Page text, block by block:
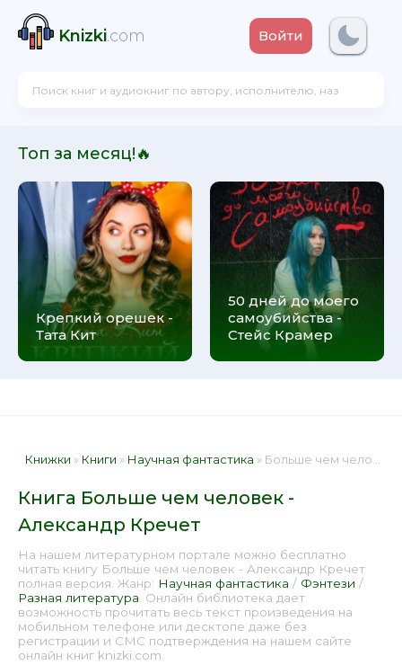
Knizki.com Войти
Топ за месяц!🔥
Крепкий орешек -
Тата Кит
50 дней до моего
самоубийства -
Стейс Крамер
Книжки » Книги » Научная фантастика » Больше чем человек - Александр Кречет 📕 - Книга онлайн бесплатно
Книга Больше чем человек -
Александр Кречет
На нашем литературном портале можно бесплатно
читать книгу Больше чем человек - Александр Кречет
полная версия. Жанр: Научная фантастика / Фэнтези /
Разная литература . Онлайн библиотека дает
возможность прочитать весь текст произведения на
мобильном телефоне или десктопе даже без
регистрации и СМС подтверждения на нашем сайте
онлайн книг knizki.com.